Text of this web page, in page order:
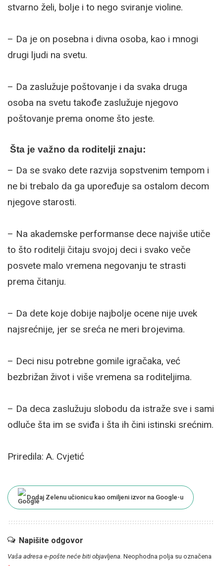
stvarno želi, bolje i to nego sviranje violine.
– Da je on posebna i divna osoba, kao i mnogi
drugi ljudi na svetu.
– Da zaslužuje poštovanje i da svaka druga
osoba na svetu takođe zaslužuje njegovo
poštovanje prema onome što jeste.
Šta je važno da roditelji znaju:
– Da se ​​svako dete razvija sopstvenim tempom i
ne bi trebalo da ga upoređuje sa ostalom decom
njegove starosti.
– Na akademske performanse dece najviše utiče
to što roditelji čitaju svojoj deci i svako veče
posvete malo vremena negovanju te strasti
prema čitanju.
– Da dete koje dobije najbolje ocene nije uvek
najsrećnije, jer se sreća ne meri brojevima.
– Deci nisu potrebne gomile igračaka, već
bezbrižan život i više vremena sa roditeljima.
– Da deca zaslužuju slobodu da istraže sve i sami
odluče šta im se sviđa i šta ih čini istinski srećnim.
Priredila: A. Cvjetić
Dodaj Zelenu učionicu kao omiljeni izvor na Google-u
Napišite odgovor
Vaša adresa e-pošte neće biti objavljena. Neophodna polja su označena